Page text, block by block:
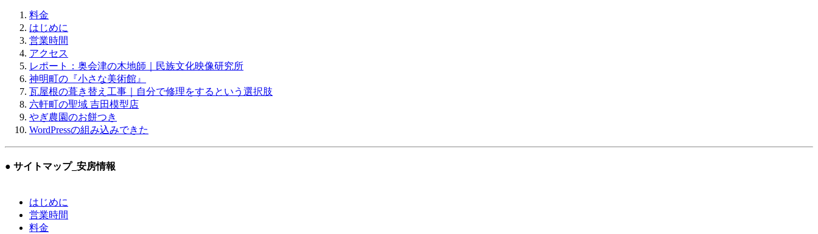
料金
はじめに
営業時間
アクセス
レポート：奥会津の木地師｜民族文化映像研究所
神明町の『小さな美術館』
瓦屋根の葺き替え工事｜自分で修理をするという選択肢
六軒町の聖域 吉田模型店
やぎ農園のお餅つき
WordPressの組み込みできた
● サイトマップ_安房情報
はじめに
営業時間
料金